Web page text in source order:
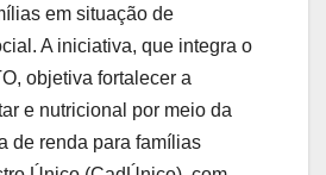
em situação de
A iniciativa, que integra o
objetiva fortalecer a
e nutricional por meio da
de renda para famílias